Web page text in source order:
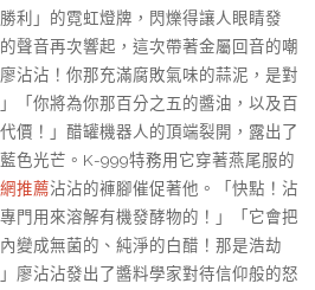
利」的霓虹燈牌，閃爍得讓人眼睛發
聲音再次響起，這次帶著金屬回音的嘲
沾沾！你那充滿腐敗氣味的蒜泥，是對
「你將為你那百分之五的醬油，以及百
價！」醋罐機器人的頂端裂開，露出了
色光芒。K-999特務用它穿著燕尾服的
推薦沾沾的褲腳催促著他。「快點！沾
門用來溶解有機發酵物的！」「它會把
內變成無菌的、純淨的白醋！那是浩劫
廖沾沾發出了醬料學家對待信仰般的怒